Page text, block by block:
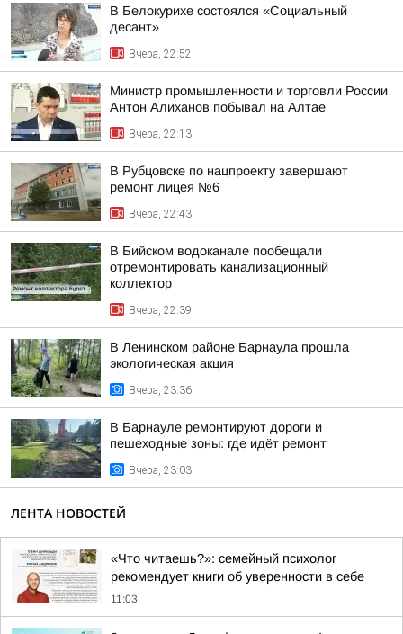
В Белокурихе состоялся «Социальный
десант»
Вчера, 22:52
Министр промышленности и торговли России
Антон Алиханов побывал на Алтае
Вчера, 22:13
В Рубцовске по нацпроекту завершают
ремонт лицея №6
Вчера, 22:43
В Бийском водоканале пообещали
отремонтировать канализационный
коллектор
Вчера, 22:39
В Ленинском районе Барнаула прошла
экологическая акция
Вчера, 23:36
В Барнауле ремонтируют дороги и
пешеходные зоны: где идёт ремонт
Вчера, 23:03
ЛЕНТА НОВОСТЕЙ
«Что читаешь?»: семейный психолог
рекомендует книги об уверенности в себе
11:03